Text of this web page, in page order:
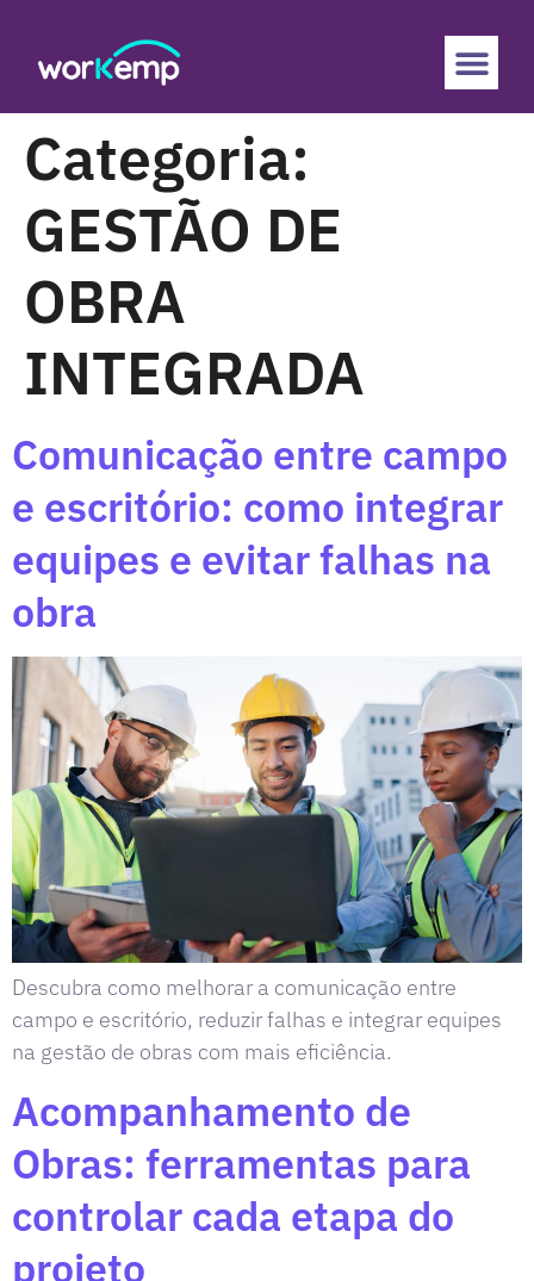
Categoria:
GESTÃO DE
OBRA
INTEGRADA
Comunicação entre campo
e escritório: como integrar
equipes e evitar falhas na
obra
Descubra como melhorar a comunicação entre
campo e escritório, reduzir falhas e integrar equipes
na gestão de obras com mais eficiência.
Acompanhamento de
Obras: ferramentas para
controlar cada etapa do
projeto